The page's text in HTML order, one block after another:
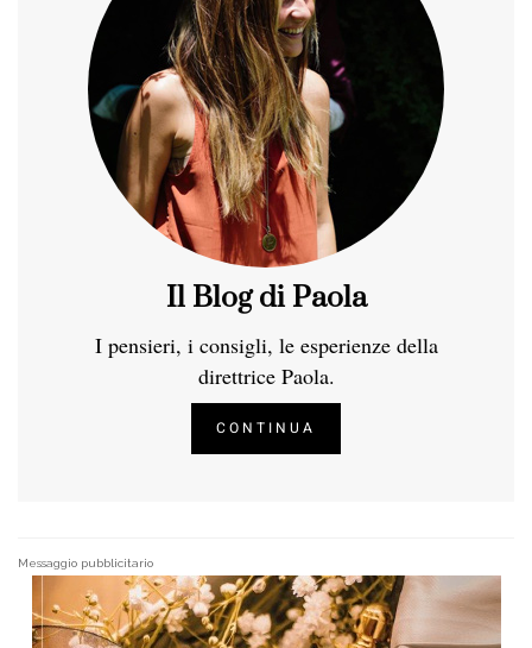
Il Blog di Paola
I pensieri, i consigli, le esperienze della
direttrice Paola.
CONTINUA
Messaggio pubblicitario